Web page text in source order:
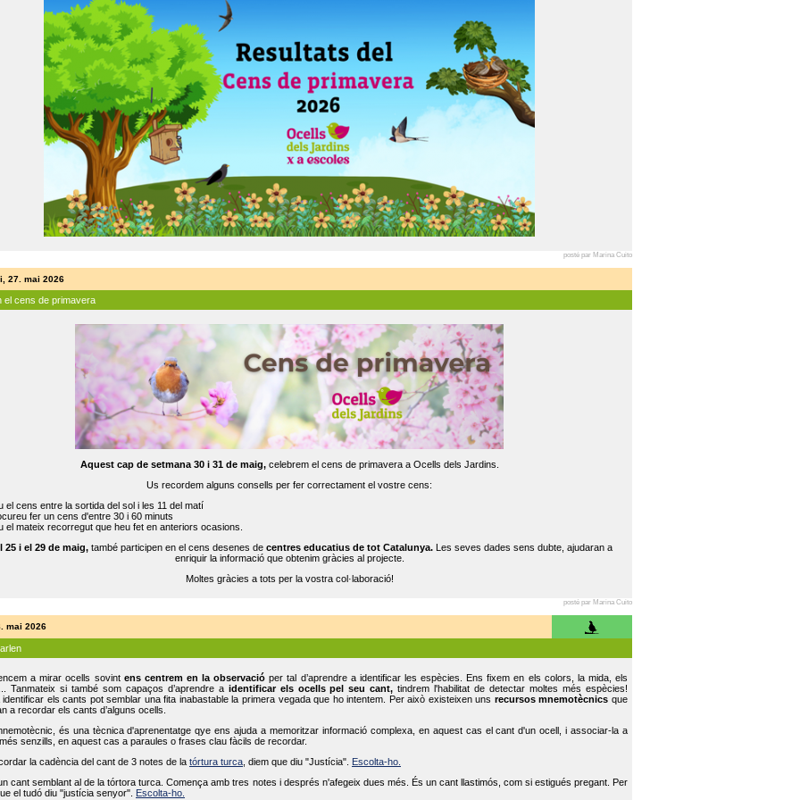
posté par Marina Cuito
27. mai 2026
el cens de primavera
Aquest cap de setmana 30 i 31 de maig,celebrem el cens de primavera a Ocells dels Jardins.
Us recordem alguns consells per fer correctament el vostre cens:
el cens entre la sortida del sol i les 11 del matí
fer un cens d'entre 30 i 60 minuts
el mateix recorregut que heu fet en anteriors ocasions.
25 i el 29 de maig,també participen en el cens desenes de centres educatius de tot Catalunya.Les seves dades sens dubte, ajudaran a
enriquir la informació que obtenim gràcies al projecte.
Moltes gràcies a tots per la vostra col·laboració!
posté par Marina Cuito
mai 2026
a mirar ocells sovint ens centrem en la observació per tal d’aprendre a identificar les espècies. Ens fixem en els colors, la mida, els
Tanmateix si també som capaços d’aprendre a identificar els ocells pel seu cant, tindrem l'habilitat de detectar moltes més espècies!
els cants pot semblar una fita inabastable la primera vegada que ho intentem. Per això existeixen uns recursos mnemotècnics que
a recordar els cants d’alguns ocells.
és una tècnica d'aprenentatge qye ens ajuda a memoritzar informació complexa, en aquest cas el cant d'un ocell, i associar-la a
senzills, en aquest cas a paraules o frases clau fàcils de recordar.
la cadència del cant de 3 notes de la tórtura turca , diem que diu "Justícia".
Escolta-ho.
cant semblant al de la tórtora turca. Comença amb tres notes i després n'afegeix dues més. És un cant llastimós, com si estigués pregant. Per
el tudó diu "justícia senyor".
Escolta-ho.